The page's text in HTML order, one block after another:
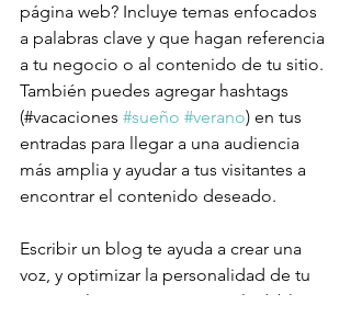
página web? Incluye temas enfocados
a palabras clave y que hagan referencia
a tu negocio o al contenido de tu sitio.
También puedes agregar hashtags
(#vacaciones #sueño #verano) en tus
entradas para llegar a una audiencia
más amplia y ayudar a tus visitantes a
encontrar el contenido deseado.
Escribir un blog te ayuda a crear una
voz, y optimizar la personalidad de tu
marca. Elige una imagen inolvidable